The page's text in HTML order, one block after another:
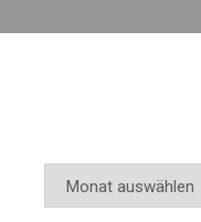
Archiv